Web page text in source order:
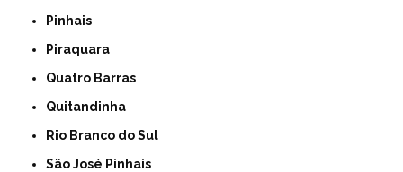
Pinhais
Piraquara
Quatro Barras
Quitandinha
Rio Branco do Sul
São José Pinhais